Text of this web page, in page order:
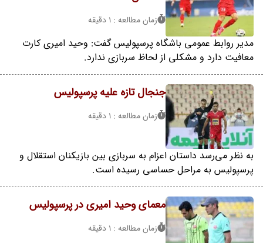
زمان مطالعه : 1 دقیقه
مدیر روابط عمومی باشگاه پرسپولیس گفت: وحید امیری کارت
معافیت دارد و مشکلی از لحاظ سربازی ندارد.
جنجال تازه علیه پرسپولیس
زمان مطالعه : 1 دقیقه
به نظر می‌رسد داستان اعزام به سربازی بین بازیکنان استقلال و
پرسپولیس به مراحل حساسی رسیده است.
معمای وحید امیری در پرسپولیس
زمان مطالعه : 1 دقیقه